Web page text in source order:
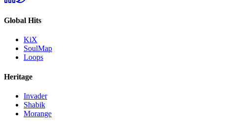
Global Hits
KiX
SoulMap
Loops
Heritage
Invader
Shabik
Morange